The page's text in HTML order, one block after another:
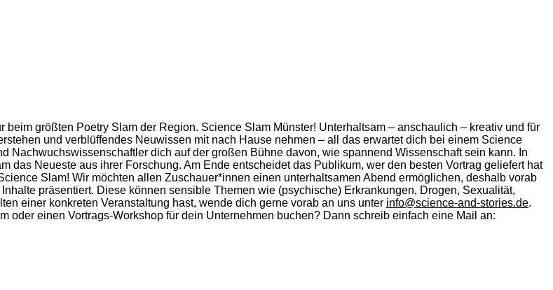
größten Poetry Slam der Region. Science Slam Münster! Unterhaltsam – anschaulich – kreativ und für
und verblüffendes Neuwissen mit nach Hause nehmen – all das erwartet dich bei einem Science
Nachwuchswissenschaftler dich auf der großen Bühne davon, wie spannend Wissenschaft sein kann. In
das Neueste aus ihrer Forschung. Am Ende entscheidet das Publikum, wer den besten Vortrag geliefert hat
Slam! Wir möchten allen Zuschauer*innen einen unterhaltsamen Abend ermöglichen, deshalb vorab
präsentiert. Diese können sensible Themen wie (psychische) Erkrankungen, Drogen, Sexualität,
einer konkreten Veranstaltung hast, wende dich gerne vorab an uns unter info@science-and-stories.de.
oder einen Vortrags-Workshop für dein Unternehmen buchen? Dann schreib einfach eine Mail an: